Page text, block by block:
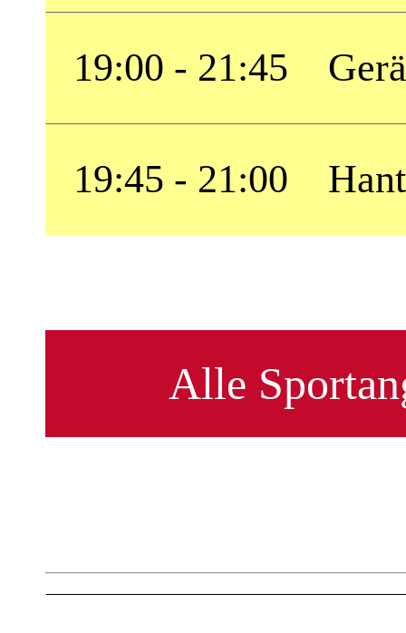
19:00 - 21:45
19:45 - 21:00